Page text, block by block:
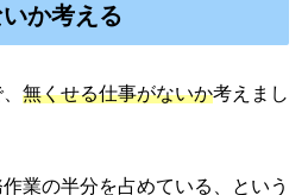
か考える
無くせる仕事がないか考えまし
業の半分を占めている、という